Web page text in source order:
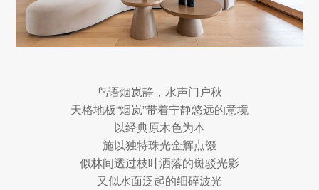
鸟语烟岚静，水声门户秋
天格地板“烟岚”带着宁静悠远的意境
以经典原木色为本
施以独特珠光金辉点缀
似林间透过枝叶洒落的斑驳光影
又似水面泛起的细碎波光